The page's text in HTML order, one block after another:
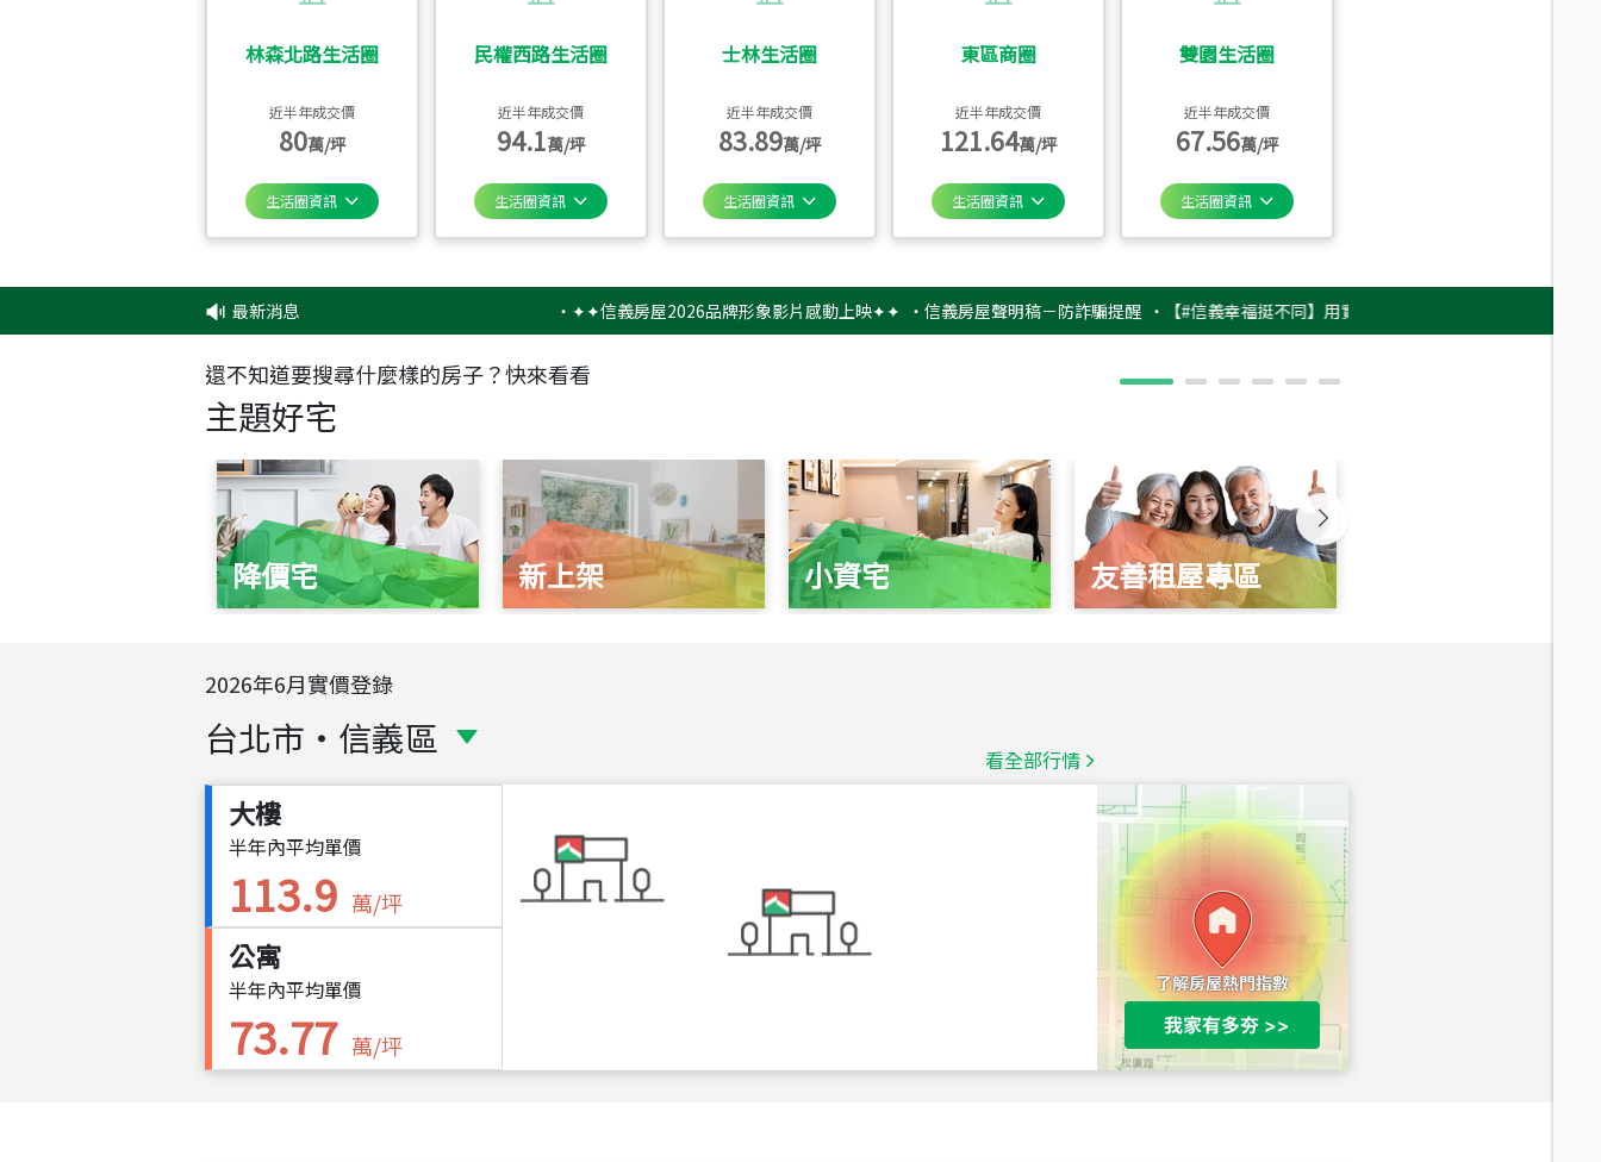
林森北路生活圈
近半年成交價
80萬/坪
生活圈資訊
民權西路生活圈
近半年成交價
94.1萬/坪
生活圈資訊
士林生活圈
近半年成交價
83.89萬/坪
生活圈資訊
東區商圈
近半年成交價
121.64萬/坪
生活圈資訊
雙園生活圈
近半年成交價
67.56萬/坪
生活圈資訊
最新消息 ✦✦信義房屋2026品牌形象影片感動上映✦✦ ‧信義房屋聲明稿－防詐騙提醒 ‧【#信義幸福挺不同】用實力，讓升職免抽號碼牌！最新雇主品牌
還不知道要搜尋什麼樣的房子？快來看看
主題好宅
降價宅 新上架 小資宅 友善租屋專區
2026年6月實價登錄
台北市 ・ 信義區 看全部行情
大樓
半年內平均單價
113.9 萬/坪
公寓
半年內平均單價
73.77 萬/坪
台北市中山區長春路
1,020萬
總價
490萬
新竹市新竹市慈祥路
總價
1,808萬